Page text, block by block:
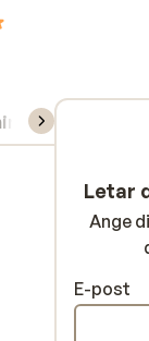
Skidskola
Letar
Ange
E-post